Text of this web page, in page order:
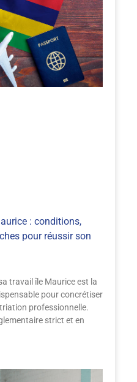
: conditions,
pour réussir son
travail île Maurice est la
pour concrétiser
professionnelle.
strict et en